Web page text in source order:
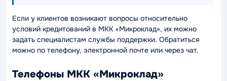
Если у клиентов возникают вопросы относительно
условий кредитований в МКК «Микроклад», их можно
задать специалистам службы поддержки. Обратиться
можно по телефону, электронной почте или через чат.
Телефоны МКК «Микроклад»